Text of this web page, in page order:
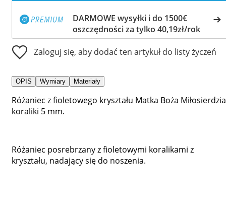
DARMOWE wysyłki i do 1500€
oszczędności za tylko 40,19zł/rok
Zaloguj się, aby dodać ten artykuł do listy życzeń
OPIS Wymiary Materiały
Różaniec z fioletowego kryształu Matka Boża
koraliki 5 mm.
Różaniec posrebrzany z fioletowymi koralikami z
kryształu, nadający się do noszenia.